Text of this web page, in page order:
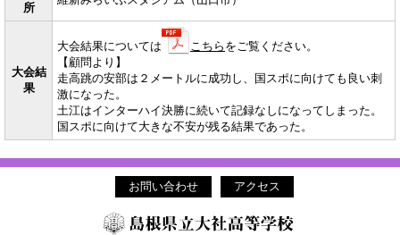
所
大会結
果
大会結果については こちら をご覧ください。
【顧問より】
走高跳の安部は２メートルに成功し、国スポに向けても良い刺
激になった。
土江はインターハイ決勝に続いて記録なしになってしまった。
国スポに向けて大きな不安が残る結果であった。
お問い合わせ アクセス